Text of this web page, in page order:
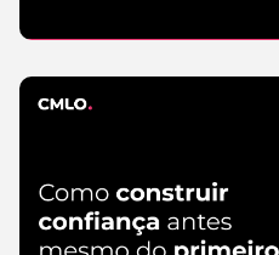
SEO
5 de agosto
de 2026